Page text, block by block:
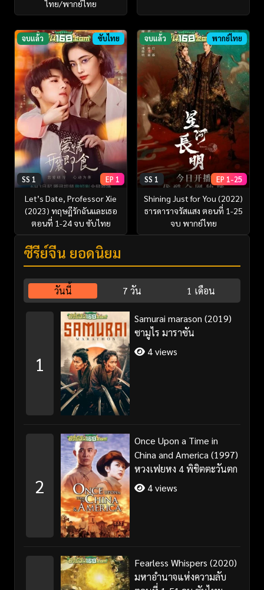
ไทย/พากย์ไทย
จบแล้ว ซับไทย
SS 1 EP 1
Let’s Date, Professor Xie
(2023) ทฤษฎีรักฉันและเธอ
ตอนที่ 1-24 จบ ซับไทย
จบแล้ว พากย์ไทย
SS 1 EP 1-25
Shining Just for You (2022)
ธารดาราจรัสแสง ตอนที่ 1-25
จบ พากย์ไทย
ซีรี่ย์จีน ยอดนิยม
วันนี้ 7 วัน 1 เดือน
1
Samurai marason (2019)
ซามูไร มาราซัน
4 views
2
Once Upon a Time in
China and America (1997)
หวงเฟยหง 4 พิชิตตะวันตก
4 views
Fearless Whispers (2020)
มหาอำนาจแห่งความลับ